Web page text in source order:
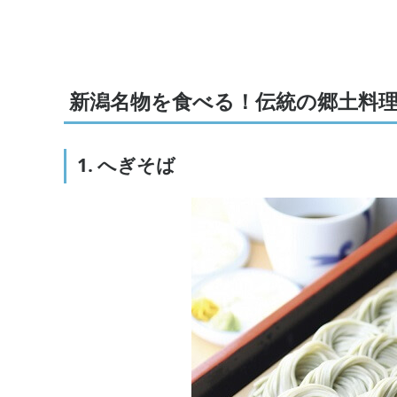
新潟名物を食べる！伝統の郷土料
1. へぎそば